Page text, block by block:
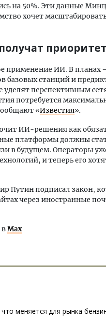
на 50%. Эти данные
хочет
приоритет
применение ИИ. В планах
базовых станций и
уделят перспективным
потребуется
«Известия».
ИИ-решения как
платформы должны
в будущем. Операторы
и теперь его
Путин подписал закон,
через иностранные
вMax
меняется для рынка